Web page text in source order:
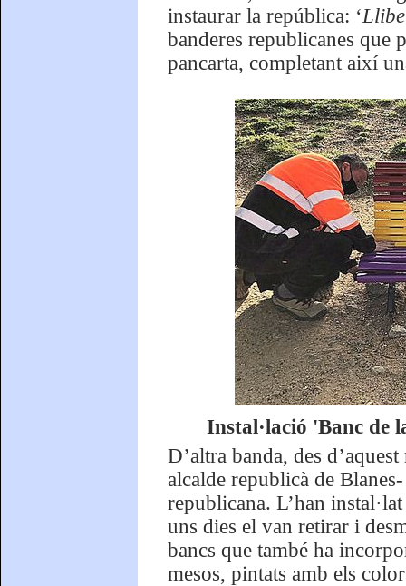
instaurar la república: ‘
banderes republicanes que
pancarta, completant així
Instal·lació 'Banc de
D’altra banda, des
alcalde republicà de
republicana. L’han
uns dies el van retirar i
bancs que també ha
mesos, pintats amb els